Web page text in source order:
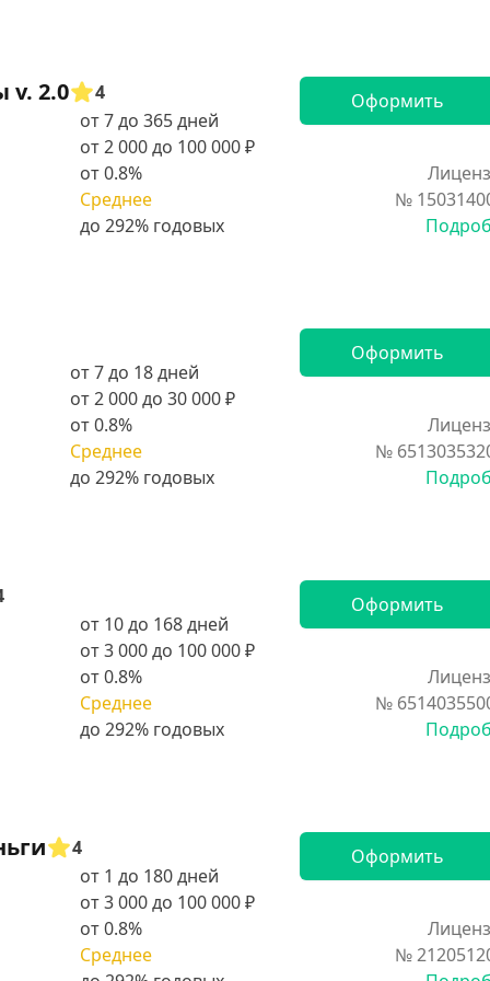
v. 2.0
4
от 7 до 365 дней
от 2 000 до 100 000 ₽
от 0.8%
Среднее
Оформить
№
от 7 до 18 дней
от 2 000 до 30 000 ₽
от 0.8%
Среднее
Оформить
№
от 10 до 168 дней
от 3 000 до 100 000 ₽
от 0.8%
Среднее
Оформить
№
4
от 1 до 180 дней
от 3 000 до 100 000 ₽
от 0.8%
Среднее
Оформить
№